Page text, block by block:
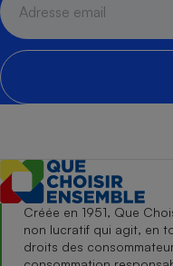
Créée en 1951, Que
non lucratif qui agit, en
droits des